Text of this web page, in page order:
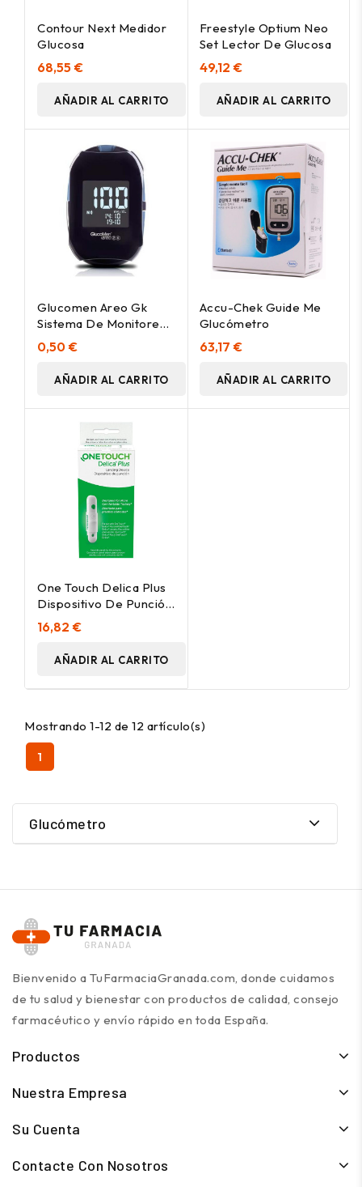
Contour Next Medidor
Glucosa
68,55 €
AÑADIR AL CARRITO
Freestyle Optium Neo
Set Lector De Glucosa
49,12 €
AÑADIR AL CARRITO
Glucomen Areo Gk
Sistema De Monitoreo
De Glucosa Y Cetonas
0,50 €
AÑADIR AL CARRITO
Accu-Chek Guide Me
Glucómetro
63,17 €
AÑADIR AL CARRITO
One Touch Delica Plus
Dispositivo De Punción
1U
16,82 €
AÑADIR AL CARRITO
Mostrando 1-12 de 12 artículo(s)
1
Glucómetro
Bienvenido a TuFarmaciaGranada.com, donde cuidamos
de tu salud y bienestar con productos de calidad, consejo
farmacéutico y envío rápido en toda España.
Productos
Nuestra Empresa
Su Cuenta
Contacte Con Nosotros